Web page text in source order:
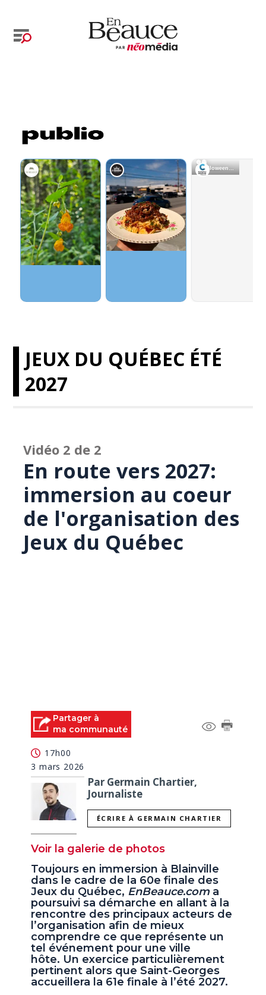
JEUX DU QUÉBEC ÉTÉ
2027
Vidéo 2 de 2
En route vers 2027:
immersion au coeur
de l'organisation des
Jeux du Québec
Partager à
ma communauté
17h00
3 mars 2026
Par Germain Chartier,
Journaliste
ÉCRIRE À GERMAIN CHARTIER
Voir la galerie de photos
Toujours en immersion à Blainville
dans le cadre de la 60e finale des
Jeux du Québec, EnBeauce.com a
poursuivi sa démarche en allant à la
rencontre des principaux acteurs de
l’organisation afin de mieux
comprendre ce que représente un
tel événement pour une ville
hôte. Un exercice particulièrement
pertinent alors que Saint-Georges
accueillera la 61e finale à l’été 2027.